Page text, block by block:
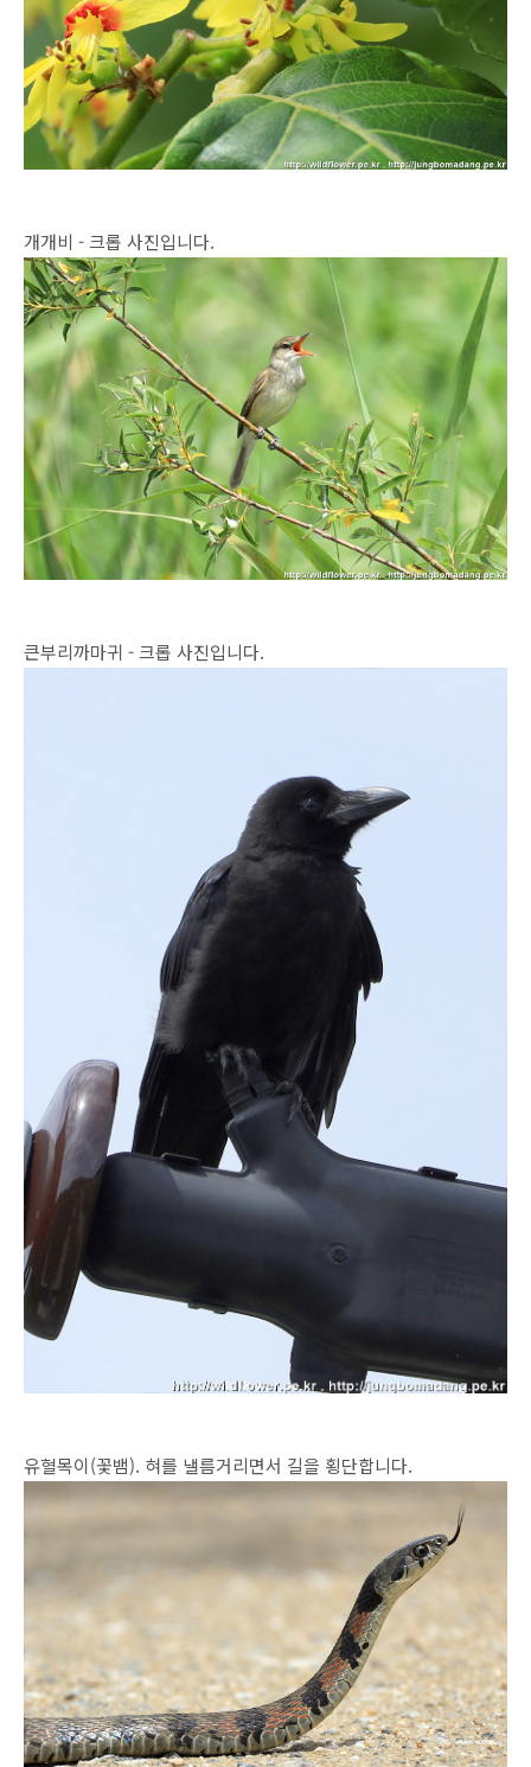
개개비 - 크롭 사진입니다.
큰부리까마귀 - 크롭 사진입니다.
유혈목이(꽃뱀). 혀를 낼름거리면서 길을 횡단합니다.